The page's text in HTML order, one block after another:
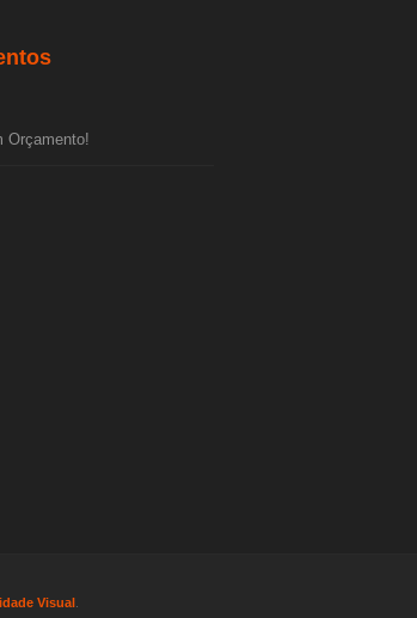
Orçamento!
Visual